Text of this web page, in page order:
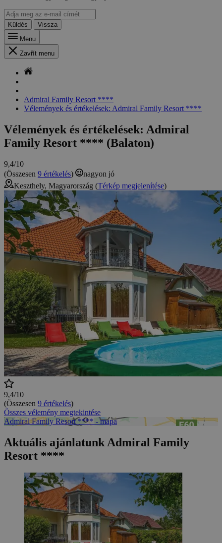
Küldés
Vissza
Menu
Zavřít menu
Admiral Family Resort ****
Vélemények és értékelések: Admiral Family Resort ****
Vélemények és értékelések: Admiral
Family Resort **** (Balaton)
9,4/10
(Összesen 9 értékelés)
nagyon jó
Keszthely, Magyarország (Térkép megjelenítése)
9,4/10
(Összesen 9 értékelés)
Összes vélemény megtekintése
Admiral Family Resort **** - mapa
Aktuális ajánlatunk Admiral Family
Resort ****